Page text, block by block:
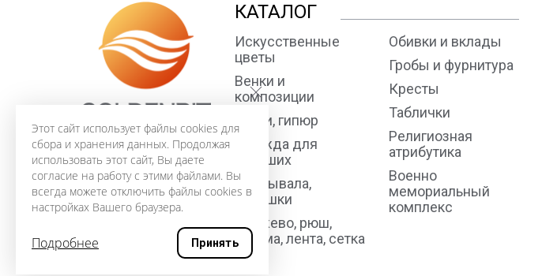
КАТАЛОГ
Искусственные
цветы
Венки и
композиции
Ткани, гипюр
Одежда для
усопших
Покрывала,
подушки
Кружево, рюш,
тесьма, лента, сетка
Обивки и вклады
Гробы и фурнитура
Кресты
Таблички
Религиозная
атрибутика
Военно
мемориальный
комплекс
Этот сайт использует файлы cookies для
сбора и хранения данных. Продолжая
использовать этот сайт, Вы даете
согласие на работу с этими файлами. Вы
всегда можете отключить файлы cookies в
настройках Вашего браузера.
Подробнее Принять